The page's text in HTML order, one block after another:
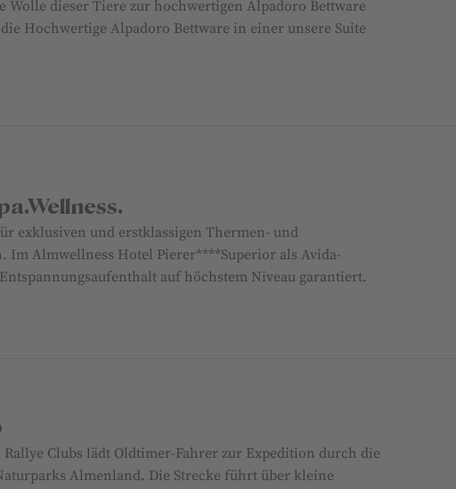
Wolle dieser Tiere zur hochwertigen Alpadoro Bettware
Hochwertige Alpadoro Bettware in einer unsere Suite
exklusiven und erstklassigen Thermen- und
Im Almwellness Hotel Pierer****Superior als Avida-
auf höchstem Niveau garantiert.
Rallye Clubs lädt Oldtimer-Fahrer zur Expedition durch die
Almenland. Die Strecke führt über kleine